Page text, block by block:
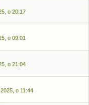
o 20:17
o 09:01
o 21:04
o 11:44